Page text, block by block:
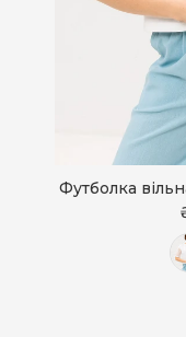
Футболка